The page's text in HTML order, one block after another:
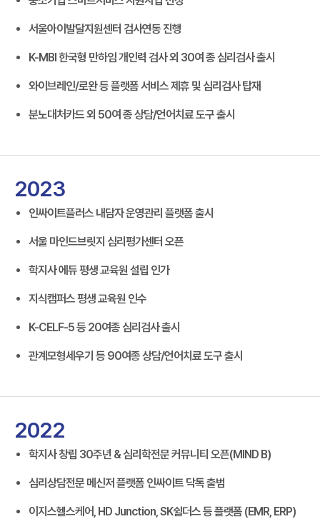
서울아이발달지원센터 검사연동 진행
K-MBI 한국형 만하임 개인력 검사 외 30여 종 심리검사 출시
와이브레인/로완 등 플랫폼 서비스 제휴 및 심리검사 탑재
분노대처카드 외 50여 종 상담/언어치료 도구 출시
2023
인싸이트플러스 내담자 운영관리 플랫폼 출시
서울 마인드브릿지 심리평가센터 오픈
학지사 에듀 평생 교육원 설립 인가
지식캠퍼스 평생 교육원 인수
K-CELF-5 등 20여종 심리검사 출시
관계모형세우기 등 90여종 상담/언어치료 도구 출시
2022
학지사 창립 30주년 & 심리학전문 커뮤니티 오픈(MIND B)
심리상담전문 메신저 플랫폼 인싸이트 닥톡 출범
이지스헬스케어, HD Junction, SK쉴더스 등 플랫폼 (EMR, ERP)